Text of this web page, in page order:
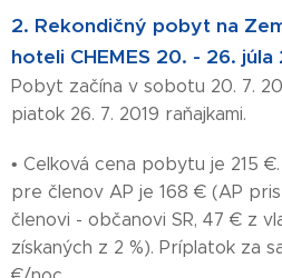
2. Rekondičný pobyt na
hoteli CHEMES 20. - 26. júla
Pobyt začína v sobotu 20. 7.
piatok 26. 7. 2019 raňajkami.
• Celková cena pobytu je 215
pre členov AP je 168 € (AP
členovi - občanovi SR, 47 € z
získaných z 2 %). Príplatok za